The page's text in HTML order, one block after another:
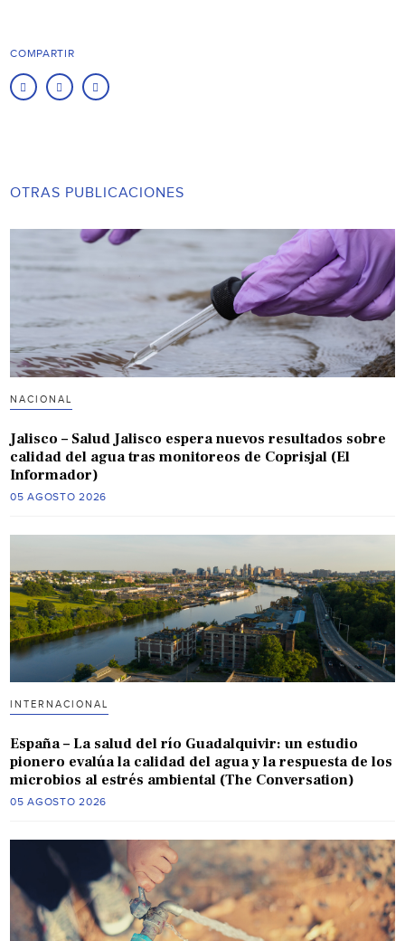
COMPARTIR
OTRAS PUBLICACIONES
NACIONAL
Jalisco – Salud Jalisco espera nuevos resultados sobre
calidad del agua tras monitoreos de Coprisjal (El
Informador)
05 AGOSTO 2026
INTERNACIONAL
España – La salud del río Guadalquivir: un estudio
pionero evalúa la calidad del agua y la respuesta de los
microbios al estrés ambiental (The Conversation)
05 AGOSTO 2026